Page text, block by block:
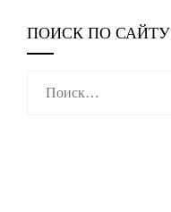
ПОИСК ПО САЙТУ